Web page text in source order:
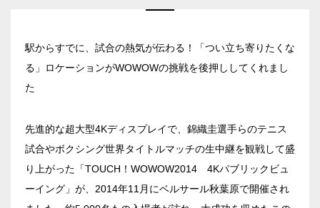
駅からすでに、試合の熱気が伝わる！「つい立ち寄りたくな
る」ロケーションがWOWOWの挑戦を後押ししてくれまし
た
先進的な超大型4Kディスプレイで、錦織圭選手らのテニス
試合やボクシング世界タイトルマッチの生中継を観戦して盛
り上がった「TOUCH！WOWOW2014 4Kパブリックビュ
ーイング」が、2014年11月にベルサール秋葉原で開催され